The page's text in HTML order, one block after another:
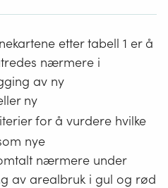
etter tabell 1 er å
nærmere i
av ny
ny
for å vurdere hvilke
nye
nærmere under
av arealbruk i gul og rød